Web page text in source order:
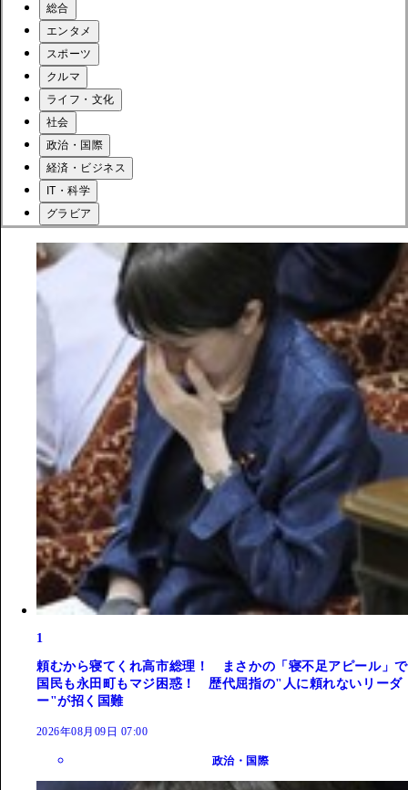
総合
エンタメ
スポーツ
クルマ
ライフ・文化
社会
政治・国際
経済・ビジネス
IT・科学
グラビア
1
頼むから寝てくれ高市総理！ まさかの「寝不足アピール」で
国民も永田町もマジ困惑！ 歴代屈指の"人に頼れないリーダ
ー"が招く国難
2026年08月09日 07:00
政治・国際